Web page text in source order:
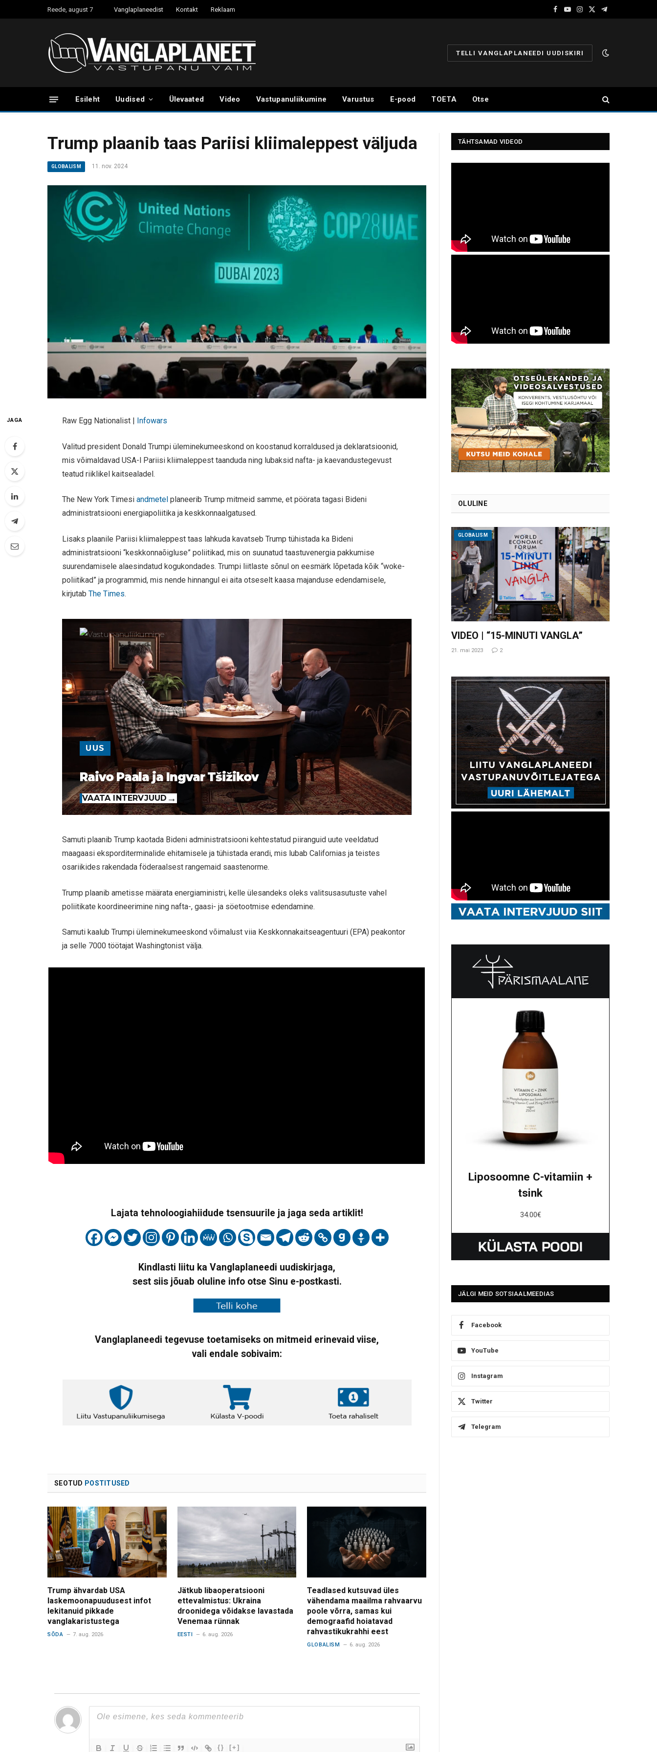
Reede, august 7 Vanglaplaneedist Kontakt Reklaam
Facebook
YouTube
Instagram
X
Telegram
TELLI VANGLAPLANEEDI UUDISKIRI
Esileht Uudised Ülevaated Video Vastupanuliikumine Varustus E-pood TOETA Otse
Trump plaanib taas Pariisi kliimaleppest väljuda
GLOBALISM 11. nov. 2024
JAGA Raw Egg Nationalist | Infowars
Valitud president Donald Trumpi üleminekumeeskond on koostanud korraldused ja deklaratsioonid,
mis võimaldavad USA-l Pariisi kliimaleppest taanduda ning lubaksid nafta- ja kaevandustegevust
teatud riiklikel kaitsealadel.
The New York Timesiandmetelplaneerib Trump mitmeid samme, et pöörata tagasi Bideni
administratsiooni energiapoliitika ja keskkonnaalgatused.
Lisaks plaanile Pariisi kliimaleppest taas lahkuda kavatseb Trump tühistada ka Bideni
administratsiooni “keskkonnaõigluse” poliitikad, mis on suunatud taastuvenergia pakkumise
suurendamisele alaesindatud kogukondades. Trumpi liitlaste sõnul on eesmärk lõpetada kõik “woke-
poliitikad” ja programmid, mis nende hinnangul ei aita otseselt kaasa majanduse edendamisele,
kirjutabThe Times.
UUS
Raivo Paala ja Ingvar Tšižikov
VAATA INTERVJUUD
Samuti plaanib Trump kaotada Bideni administratsiooni kehtestatud piiranguid uute veeldatud
maagaasi eksporditerminalide ehitamisele ja tühistada erandi, mis lubab Californias ja teistes
osariikides rakendada föderaalsest rangemaid saastenorme.
Trump plaanib ametisse määrata energiaministri, kelle ülesandeks oleks valitsusasutuste vahel
poliitikate koordineerimine ning nafta-, gaasi- ja söetootmise edendamine.
Samuti kaalub Trumpi üleminekumeeskond võimalust viia Keskkonnakaitseagentuuri (EPA) peakontor
ja selle 7000 töötajat Washingtonist välja.
Lajata tehnoloogiahiidude tsensuurile ja jaga seda artiklit!
Kindlasti liitu ka Vanglaplaneedi uudiskirjaga,
sest siis jõuab oluline info otse Sinu e-postkasti.
Vanglaplaneedi tegevuse toetamiseks on mitmeid erinevaid viise,
vali endale sobivaim:
SEOTUD POSTITUSED
Trump ähvardab USA
laskemoonapuudusest infot
lekitanuid pikkade
vanglakaristustega
SÕDA 7. aug. 2026
Jätkub libaoperatsiooni
ettevalmistus: Ukraina
droonidega võidakse lavastada
Venemaa rünnak
EESTI 6. aug. 2026
Teadlased kutsuvad üles
vähendama maailma rahvaarvu
poole võrra, samas kui
demograafid hoiatavad
rahvastikukrahhi eest
GLOBALISM 6. aug. 2026
{} [+]
TÄHTSAMAD VIDEOD
OLULINE
GLOBALISM
VIDEO | “15-MINUTI VANGLA”
21. mai 2023 2
Liposoomne C-vitamiin +
tsink
34.00€
JÄLGI MEID SOTSIAALMEEDIAS
Facebook
YouTube
Instagram
Twitter
Telegram